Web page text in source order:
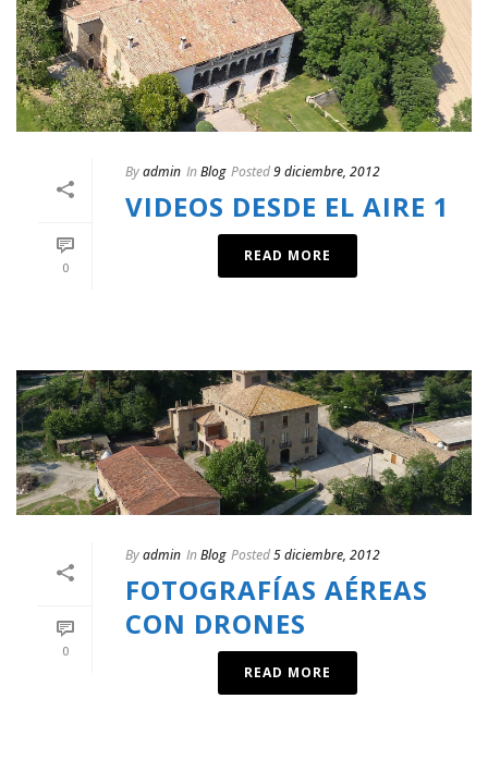
0
Byadmin InBlog Posted9 diciembre, 2012
VIDEOS DESDE EL AIRE 1
READ MORE
0
Byadmin InBlog Posted5 diciembre, 2012
FOTOGRAFÍAS AÉREAS
CON DRONES
READ MORE